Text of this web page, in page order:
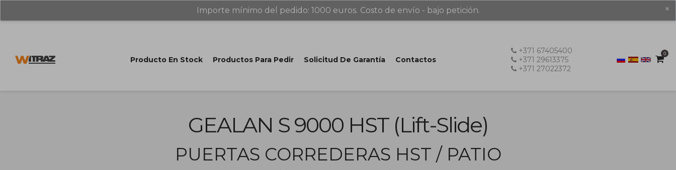
Importe mínimo del pedido: 1000 euros. Costo de envío - bajo petición. ×
Producto En Stock Productos Para Pedir Solicitud De Garantía Contactos
+371 67405400
+371 29613375
+371 27022372
0
GEALAN S 9000 HST (Lift-Slide)
PUERTAS CORREDERAS HST / PATIO